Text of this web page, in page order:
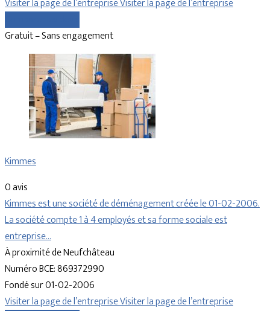
Visiter la page de l’entrepriseVisiter la page de l’entreprise
Gratuit – Sans engagement
Kimmes
0 avis
Kimmes est une société de déménagement créée le 01-02-2006.
La société compte 1 à 4 employés et sa forme sociale est
entreprise…
À proximité de Neufchâteau
Numéro BCE: 869372990
Fondé sur 01-02-2006
Visiter la page de l’entrepriseVisiter la page de l’entreprise